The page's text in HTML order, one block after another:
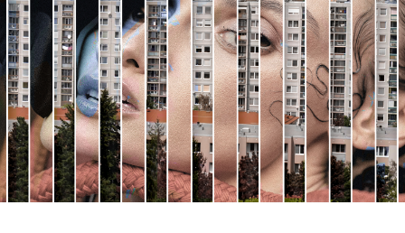
Vše o ČT